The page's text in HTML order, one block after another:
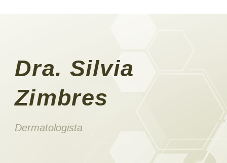
Dra. Silvia
Zimbres
Dermatologista